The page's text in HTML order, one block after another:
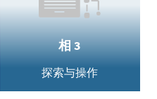
相 3
探索与操作